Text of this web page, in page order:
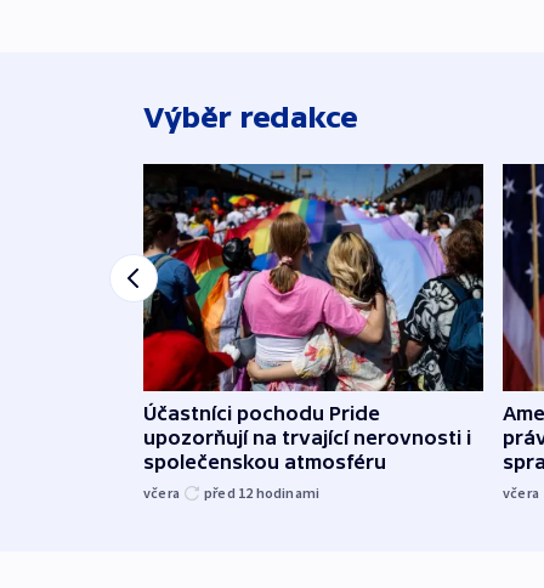
Výběr redakce
Účastníci pochodu Pride
upozorňují na trvající nerovnosti i
společenskou atmosféru
včera před 12 hodinami včera